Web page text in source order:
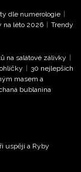
dle numerologie |
na léto 2026 | Trendy
na salátové zálivky |
| 30 nejlepších
masem a
bublanina
uspějí a Ryby